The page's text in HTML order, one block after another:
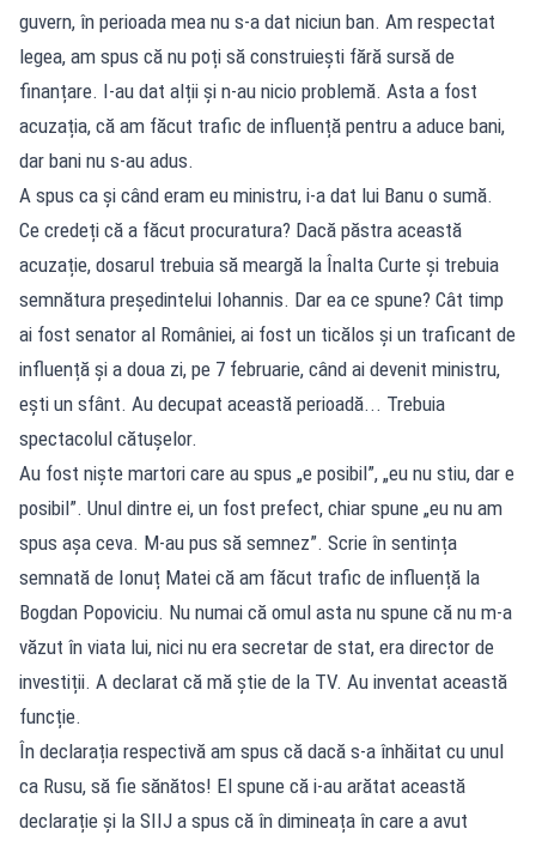
guvern, în perioada mea nu s-a dat niciun ban. Am respectat
legea, am spus că nu poți să construiești fără sursă de
finanțare. I-au dat alții și n-au nicio problemă. Asta a fost
acuzația, că am făcut trafic de influență pentru a aduce bani,
dar bani nu s-au adus.
A spus ca și când eram eu ministru, i-a dat lui Banu o sumă.
Ce credeți că a făcut procuratura? Dacă păstra această
acuzație, dosarul trebuia să meargă la Înalta Curte și trebuia
semnătura președintelui Iohannis. Dar ea ce spune? Cât timp
ai fost senator al României, ai fost un ticălos și un traficant de
influență și a doua zi, pe 7 februarie, când ai devenit ministru,
ești un sfânt. Au decupat această perioadă... Trebuia
spectacolul cătușelor.
Au fost niște martori care au spus „e posibil”, „eu nu stiu, dar e
posibil”. Unul dintre ei, un fost prefect, chiar spune „eu nu am
spus așa ceva. M-au pus să semnez”. Scrie în sentința
semnată de Ionuț Matei că am făcut trafic de influență la
Bogdan Popoviciu. Nu numai că omul asta nu spune că nu m-a
văzut în viata lui, nici nu era secretar de stat, era director de
investiții. A declarat că mă știe de la TV. Au inventat această
funcție.
În declarația respectivă am spus că dacă s-a înhăitat cu unul
ca Rusu, să fie sănătos! El spune că i-au arătat această
declarație și la SIIJ a spus că în dimineața în care a avut